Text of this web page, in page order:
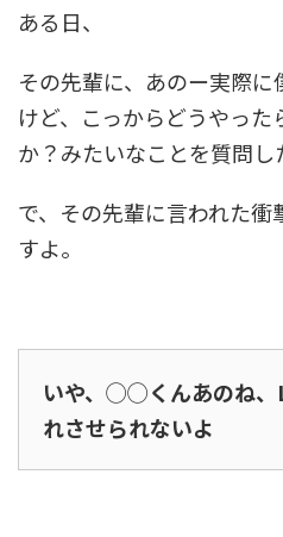
ある日、
その先輩に、あのー実際
けど、こっからどうやっ
か？みたいなことを質問し
で、その先輩に言われた
すよ。
いや、◯◯くんあのね、
れさせられないよ